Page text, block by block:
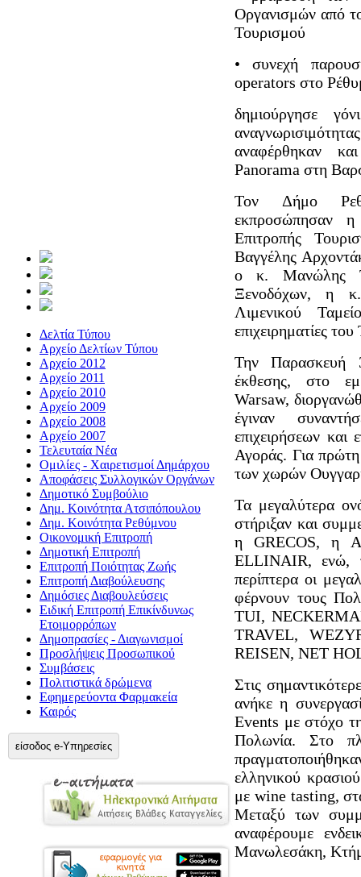
Δελτία Τύπου
Αρχείο Δελτίων Τύπου
Αρχείο 2012
Αρχείο 2011
Αρχείο 2010
Αρχείο 2009
Αρχείο 2008
Αρχείο 2007
Τελευταία Νέα
Ομιλίες - Χαιρετισμοί Δημάρχου
Αποφάσεις Συλλογικών Οργάνων
Δημοτικό Συμβούλιο
Δημ. Κοινότητα Ατσιπόπουλου
Δημ. Κοινότητα Ρεθύμνου
Οικονομική Επιτροπή
Δημοτική Επιτροπή
Επιτροπή Ποιότητας Ζωής
Επιτροπή Διαβούλευσης
Δημόσιες Διαβουλεύσεις
Ειδική Επιτροπή Επικίνδυνως
Ετοιμορρόπων
Δημοπρασίες - Διαγωνισμοί
Προσλήψεις Προσωπικού
Συμβάσεις
Πολιτιστικά δρώμενα
Εφημερεύοντα Φαρμακεία
Καιρός
είσοδος e-Υπηρεσίες
Οργανισμών από
Τουρισμού
• συνεχή
operators στο
δημιούργησε
αναφέρθηκαν
Panorama στη
Τον Δήμο
εκπροσώπησαν
Επιτροπής
Βαγγέλης
ο κ. Μανώλης
Ξενοδόχων, η
Λιμενικού
επιχειρηματίες
Την Παρασκευή
έκθεσης, στο
Warsaw,
έγιναν
επιχειρήσεων και
Αγοράς. Για
των χωρών
Τα μεγαλύτερα
στήριξαν και
η GRECOS, η
ELLINAIR, ενώ,
περίπτερα οι
φέρνουν τους
TUI,
TRAVEL,
REISEN, NET
Στις
ανήκε η
Events με στόχο
Πολωνία. Στο
ελληνικού
με wine tasting,
Μεταξύ των
αναφέρουμε
Μανωλεσάκη,